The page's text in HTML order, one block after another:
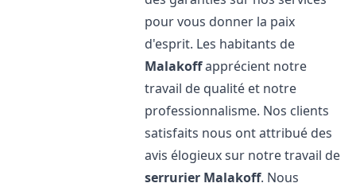
pour vous donner la paix
d'esprit. Les habitants de
Malakoffapprécient notre
travail de qualité et notre
professionnalisme. Nos clients
satisfaits nous ont attribué des
avis élogieux sur notre travail de
serrurier Malakoff. Nous